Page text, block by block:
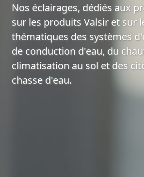
Nos éclairages, dédiés aux
sur les produits Valsir et sur
thématiques des systèmes
de conduction d'eau, du
climatisation au sol et des
chasse d'eau.